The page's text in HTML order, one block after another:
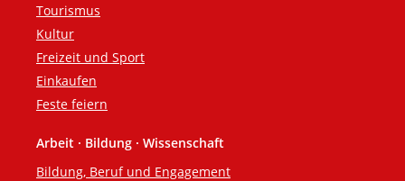
Tourismus
Kultur
Freizeit und Sport
Einkaufen
Feste feiern
Arbeit · Bildung · Wissenschaft
Bildung, Beruf und Engagement